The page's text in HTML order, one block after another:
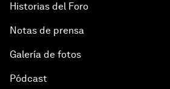
Historias del Foro
Notas de prensa
Galería de fotos
Pódcast